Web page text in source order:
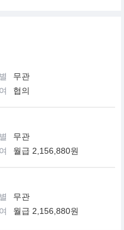
무관
협의
무관
월급 2,156,880원
무관
월급 2,156,880원